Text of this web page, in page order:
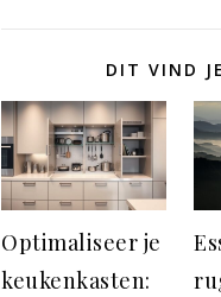
DIT VIND
Optimaliseer je
keukenkasten: